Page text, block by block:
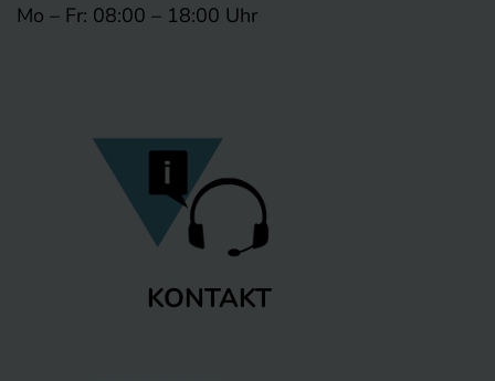
Mo – Fr: 08:00 – 18:00 Uhr
KONTAKT